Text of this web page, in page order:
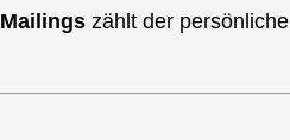
Mailings zählt der persönliche